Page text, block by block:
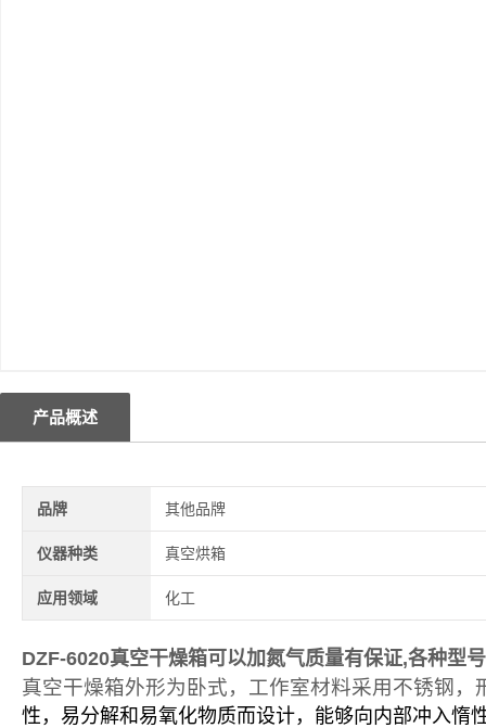
产品概述
品牌 其他品牌
仪器种类 真空烘箱
应用领域 化工
DZF-6020真空干燥箱可以加氮气质量有保证,各种型
真空干燥箱外形为卧式，工作室材料采用不锈钢
性，易分解和易氧化物质而设计，能够向内部冲入惰